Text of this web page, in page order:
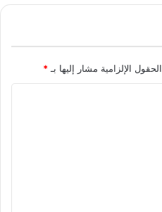
الحقول الإلزامية مشار إليها بـ *